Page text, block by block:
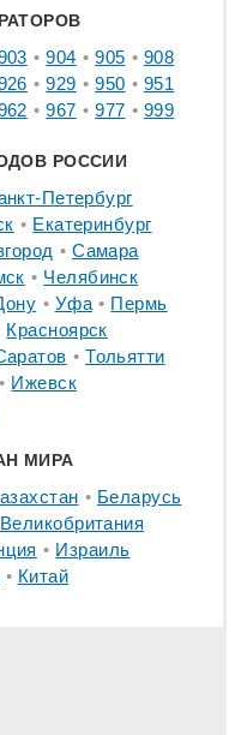
904 905
908
929 950
951
967 977 999
РОССИИ
Петербург
Екатеринбург
Самара
Челябинск
Уфа
Пермь
Красноярск
Тольятти
Ижевск
МИРА
Беларусь
Великобритания
Израиль
Китай